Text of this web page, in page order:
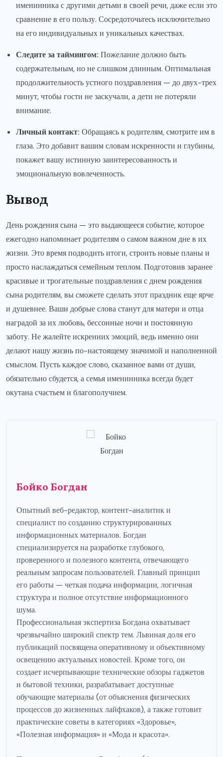
именинника с другими детьми в своей речи, даже если это
сравнение в его пользу. Сосредоточьтесь исключительно
на его индивидуальных и уникальных качествах.
Следите за таймингом: Пожелание должно быть
содержательным, но не слишком длинным. Оптимальная
продолжительность устного поздравления — до двух-трех
минут, чтобы гости не заскучали, а дети не потеряли
внимание.
Личный контакт: Обращаясь к родителям, смотрите им в
глаза. Это добавит вашим словам искренности и глубины,
покажет вашу истинную заинтересованность и
эмоциональную вовлеченность.
Вывод
День рождения сына — это выдающееся событие, которое
ежегодно напоминает родителям о самом важном дне в их
жизни. Это время подводить итоги, строить новые планы и
просто наслаждаться семейным теплом. Подготовив заранее
красивые и трогательные поздравления с днем рождения
сына родителям, вы сможете сделать этот праздник еще ярче
и душевнее. Ваши добрые слова станут для матери и отца
наградой за их любовь, бессонные ночи и постоянную
заботу. Не жалейте искренних эмоций, ведь именно они
делают нашу жизнь по-настоящему значимой и наполненной
смыслом. Пусть каждое слово, сказанное вами от души,
обязательно сбудется, а семья именинника всегда будет
окутана счастьем и благополучием.
Бойко Богдан
Опытный веб-редактор, контент-аналитик и
специалист по созданию структурированных
информационных материалов. Богдан
специализируется на разработке глубокого,
проверенного и полезного контента, отвечающего
реальным запросам пользователей. Главный принцип
его работы — четкая подача информации, логичная
структура и полное отсутствие информационного
шума.
Профессиональная экспертиза Богдана охватывает
чрезвычайно широкий спектр тем. Львиная доля его
публикаций посвящена оперативному и объективному
освещению актуальных новостей. Кроме того, он
создает исчерпывающие технические обзоры гаджетов
и бытовой техники, разрабатывает доступные
обучающие материалы (от объяснения физических
процессов до жизненных лайфхаков), а также готовит
практические советы в категориях «Здоровье»,
«Полезная информация» и «Мода и красота».